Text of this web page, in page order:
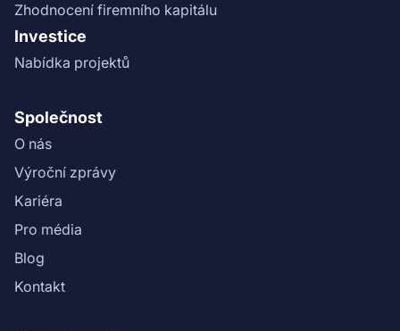
Zhodnocení firemního kapitálu
Investice
Nabídka projektů
Společnost
O nás
Výroční zprávy
Kariéra
Pro média
Blog
Kontakt